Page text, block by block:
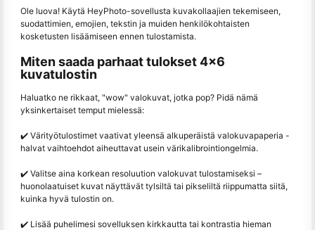
Ole luova! Käytä HeyPhoto-sovellusta kuvakollaajien tekemiseen,
suodattimien, emojien, tekstin ja muiden henkilökohtaisten
kosketusten lisäämiseen ennen tulostamista.
Miten saada parhaat tulokset 4x6
kuvatulostin
Haluatko ne rikkaat, "wow" valokuvat, jotka pop? Pidä nämä
yksinkertaiset temput mielessä:
✔️ Värityötulostimet vaativat yleensä alkuperäistä valokuvapaperia -
halvat vaihtoehdot aiheuttavat usein värikalibrointiongelmia.
✔️ Valitse aina korkean resoluution valokuvat tulostamiseksi –
huonolaatuiset kuvat näyttävät tylsiltä tai pikseliltä riippumatta siitä,
kuinka hyvä tulostin on.
✔️ Lisää puhelimesi sovelluksen kirkkautta tai kontrastia hieman